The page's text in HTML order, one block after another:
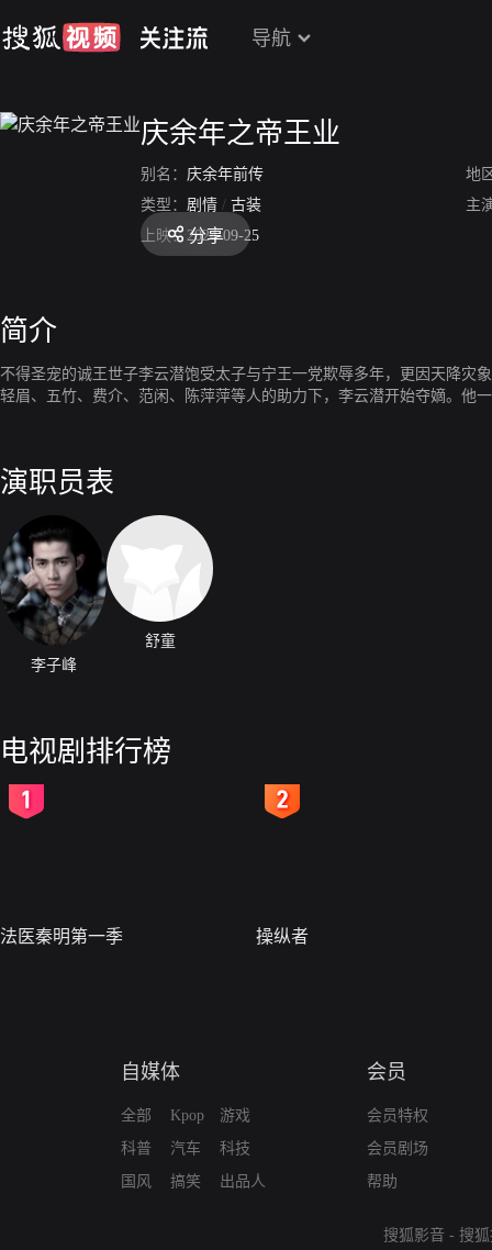
导航
庆余年之帝王业
别名： 庆余年前传
地
类型： 剧情 / 古装
主
上映： 2024-09-25
分享
简介
不得圣宠的诚王世子李云潜饱受太子与宁王一党欺辱多年，更因天降灾
轻眉、五竹、费介、范闲、陈萍萍等人的助力下，李云潜开始夺嫡。他
演职员表
李子峰
舒童
电视剧排行榜
法医秦明第一季 操纵者
自媒体
全部
科普
国风
Kpop
汽车
搞笑
游戏
科技
出品人
会员
会员特权
会员剧场
帮助
搜狐影音 - 搜